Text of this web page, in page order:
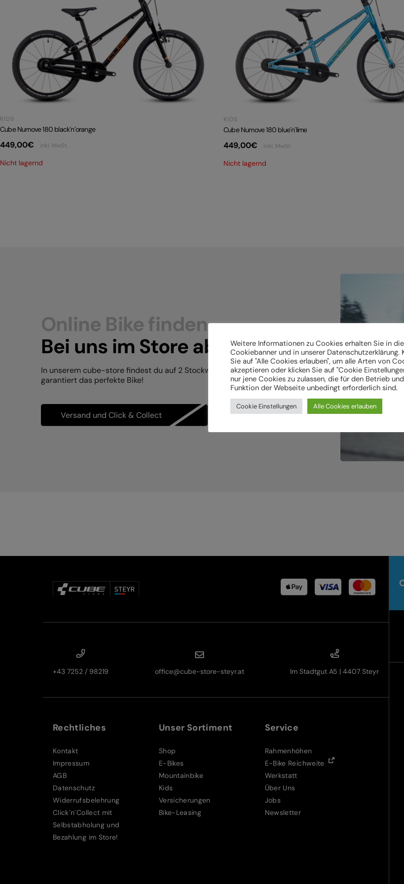
KIDS
Cube Numove 180 black´n´orange
449,00€ inkl. MwSt.
Nicht lagernd
KIDS
Cube Numove 180 blue´n´lime
449,00€ inkl. MwSt.
Nicht lagernd
Online Bike finden.
Bei uns im Store abholen.
In unserem cube-store findest du auf 2 Stockwerken
garantiert das perfekte Bike!
Versand und Click & Collect
+43 7252 / 98219 office@cube-store-steyr.at Im Stadtgut A5 | 4407 Steyr
Rechtliches
Kontakt
Impressum
AGB
Datenschutz
Widerrufsbelehrung
Click´n´Collect mit
Selbstabholung und
Bezahlung im Store!
Unser Sortiment
Shop
E-Bikes
Mountainbike
Kids
Versicherungen
Bike-Leasing
Service
Rahmenhöhen
E-Bike Reichweite
Werkstatt
Über Uns
Jobs
Newsletter
Weitere Informationen zu Cookies erhalten Sie in
Cookiebanner und in unserer Datenschutzerklärung.
Sie auf "Alle Cookies erlauben", um alle Arten von
akzeptieren oder klicken Sie auf "Cookie
nur jene Cookies zu zulassen, die für den Betrieb und
Funktion der Webseite unbedingt erforderlich sind.
Cookie Einstellungen Alle Cookies erlauben